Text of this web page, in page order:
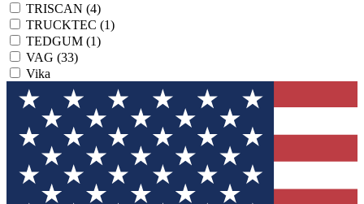
TRISCAN (4)
TRUCKTEC (1)
TEDGUM (1)
VAG (33)
Vika